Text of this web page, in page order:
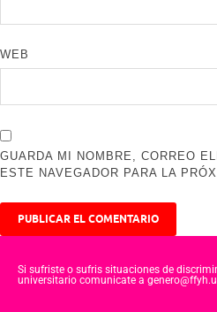
WEB
GUARDA MI NOMBRE, CORREO
ESTE NAVEGADOR PARA LA
Si sufriste o sufris situaciones de
universitario comunicate a